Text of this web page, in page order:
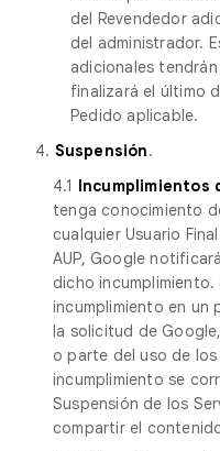
del Revendedor
del administrador.
adicionales
finalizará el último
Pedido aplicable.
4. Suspensión.
4.1 Incumplimientos
tenga conocimiento
cualquier Usuario
AUP, Google
dicho
incumplimiento en un
la solicitud de
o parte del uso de
incumplimiento se
Suspensión de los
compartir el